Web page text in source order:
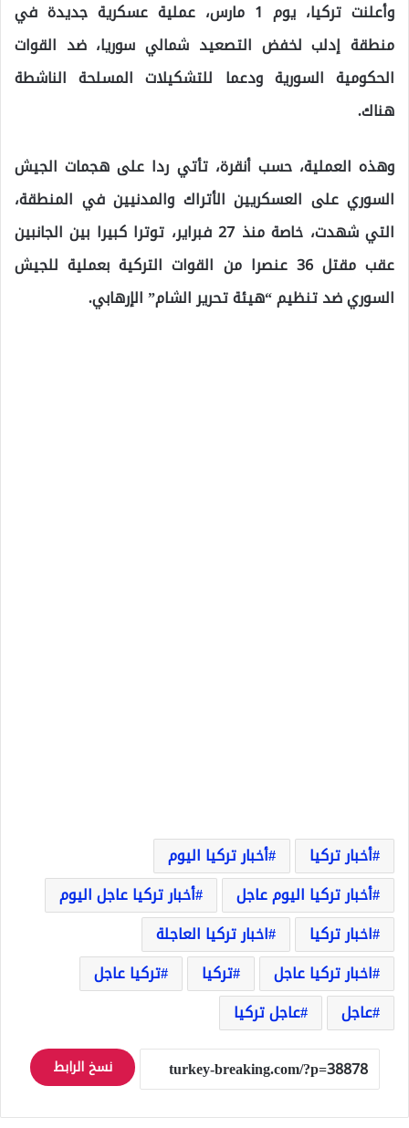
وأعلنت تركيا، يوم 1 مارس، عملية عسكرية جديدة في
منطقة إدلب لخفض التصعيد شمالي سوريا، ضد القوات
الحكومية السورية ودعما للتشكيلات المسلحة الناشطة
هناك.
وهذه العملية، حسب أنقرة، تأتي ردا على هجمات الجيش
السوري على العسكريين الأتراك والمدنيين في المنطقة،
التي شهدت، خاصة منذ 27 فبراير، توترا كبيرا بين الجانبين
عقب مقتل 36 عنصرا من القوات التركية بعملية للجيش
السوري ضد تنظيم “هيئة تحرير الشام” الإرهابي.
أخبار تركيا
أخبار تركيا اليوم
أخبار تركيا اليوم عاجل
أخبار تركيا عاجل اليوم
اخبار تركيا
اخبار تركيا العاجلة
اخبار تركيا عاجل
تركيا
تركيا عاجل
عاجل
عاجل تركيا
نسخ الرابط